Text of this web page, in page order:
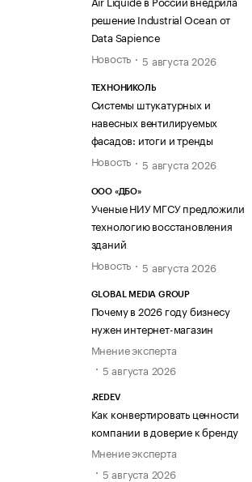
решение Industrial Ocean от
Data Sapience
Новость
5 августа 2026
ТЕХНОНИКОЛЬ
Системы штукатурных и
навесных вентилируемых
фасадов: итоги и тренды
Новость
5 августа 2026
ООО «ДБО»
Ученые НИУ МГСУ предложили
технологию восстановления
зданий
Новость
5 августа 2026
GLOBAL MEDIA GROUP
Почему в 2026 году бизнесу
нужен интернет-магазин
Мнение эксперта
5 августа 2026
.REDEV
Как конвертировать ценности
компании в доверие к бренду
Мнение эксперта
5 августа 2026